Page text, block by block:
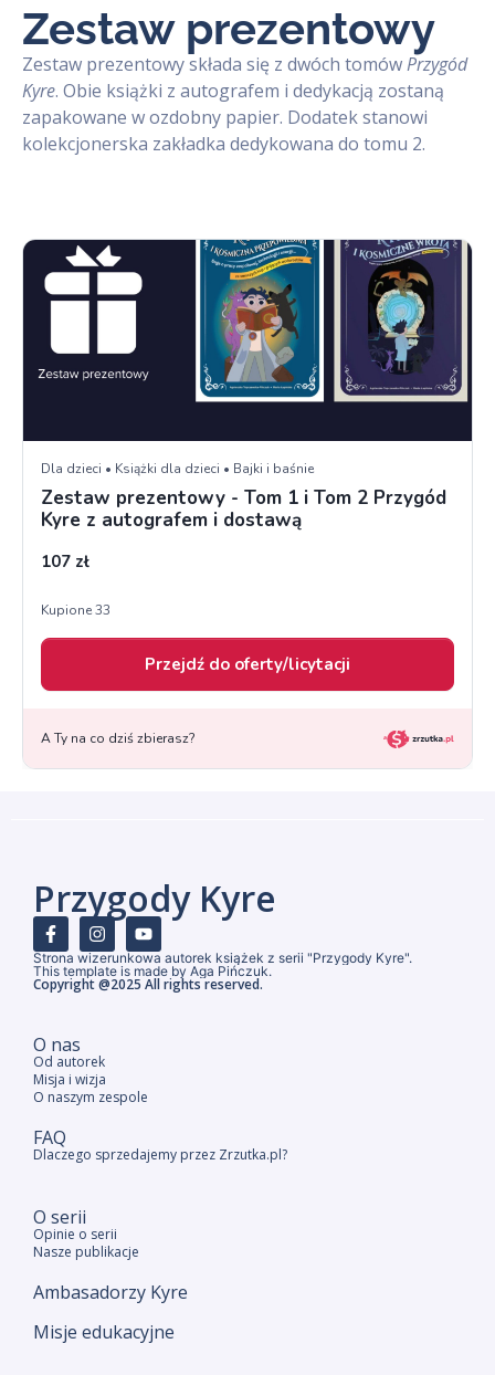
Zestaw prezentowy
Zestaw prezentowy składa się z dwóch tomówPrzygód
Kyre. Obie książki z autografem i dedykacją zostaną
zapakowane w ozdobny papier. Dodatek stanowi
kolekcjonerska zakładka dedykowana do tomu 2.
Przygody Kyre
Strona wizerunkowa autorek książek z serii "Przygody Kyre".
This template is made by Aga Pińczuk.
Copyright @2025 All rights reserved.
O nas
Od autorek
Misja i wizja
O naszym zespole
FAQ
Dlaczego sprzedajemy przez Zrzutka.pl?
O serii
Opinie o serii
Nasze publikacje
Ambasadorzy Kyre
Misje edukacyjne